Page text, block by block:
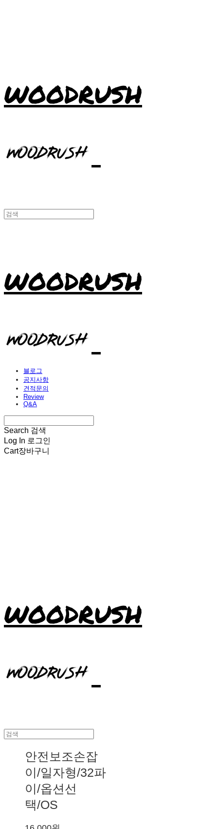
WOODRUSH
WOODRUSH
블로그
공지사항
견적문의
Review
Q&A
Search 검색
Log In 로그인
Cart장바구니
WOODRUSH
안전보조손잡
이/일자형/32파
이/옵션선
택/OS